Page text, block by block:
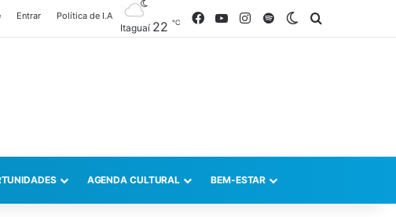
Entrar Política de I.A
Itaguaí 22 ℃ FacebookYouTubeInstagram
SpotifySwitch skin
AGENDA CULTURAL BEM-ESTAR